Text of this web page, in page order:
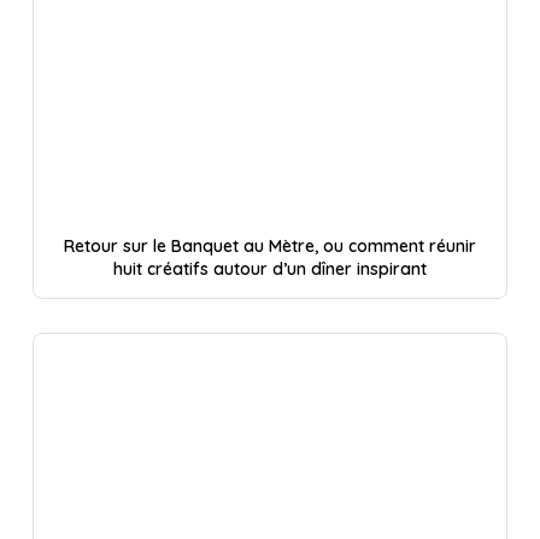
Retour sur le Banquet au Mètre, ou comment réunir
huit créatifs autour d’un dîner inspirant